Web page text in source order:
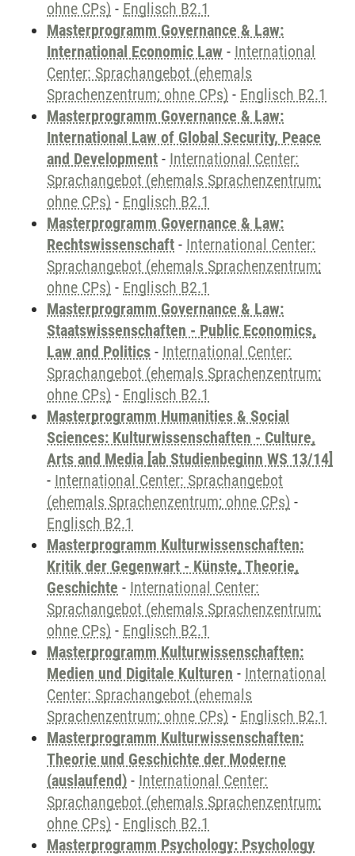
ohne CPs) - Englisch B2.1
Masterprogramm Governance & Law:
International Economic Law - International
Center: Sprachangebot (ehemals
Sprachenzentrum; ohne CPs) - Englisch B2.1
Masterprogramm Governance & Law:
International Law of Global Security, Peace
and Development - International Center:
Sprachangebot (ehemals Sprachenzentrum;
ohne CPs) - Englisch B2.1
Masterprogramm Governance & Law:
Rechtswissenschaft - International Center:
Sprachangebot (ehemals Sprachenzentrum;
ohne CPs) - Englisch B2.1
Masterprogramm Governance & Law:
Staatswissenschaften - Public Economics,
Law and Politics - International Center:
Sprachangebot (ehemals Sprachenzentrum;
ohne CPs) - Englisch B2.1
Masterprogramm Humanities & Social
Sciences: Kulturwissenschaften - Culture,
Arts and Media [ab Studienbeginn WS 13/14]
- International Center: Sprachangebot
(ehemals Sprachenzentrum; ohne CPs) -
Englisch B2.1
Masterprogramm Kulturwissenschaften:
Kritik der Gegenwart - Künste, Theorie,
Geschichte - International Center:
Sprachangebot (ehemals Sprachenzentrum;
ohne CPs) - Englisch B2.1
Masterprogramm Kulturwissenschaften:
Medien und Digitale Kulturen - International
Center: Sprachangebot (ehemals
Sprachenzentrum; ohne CPs) - Englisch B2.1
Masterprogramm Kulturwissenschaften:
Theorie und Geschichte der Moderne
(auslaufend) - International Center:
Sprachangebot (ehemals Sprachenzentrum;
ohne CPs) - Englisch B2.1
Masterprogramm Psychology: Psychology